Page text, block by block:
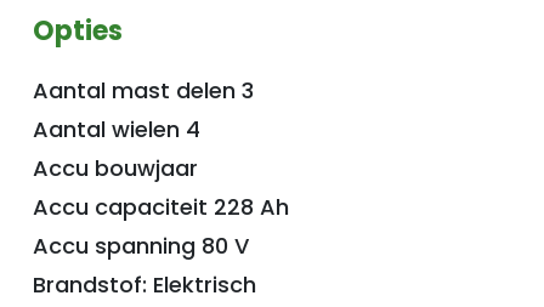
Opties
Aantal mast delen 3
Aantal wielen 4
Accu bouwjaar
Accu capaciteit 228 Ah
Accu spanning 80 V
Brandstof: Elektrisch